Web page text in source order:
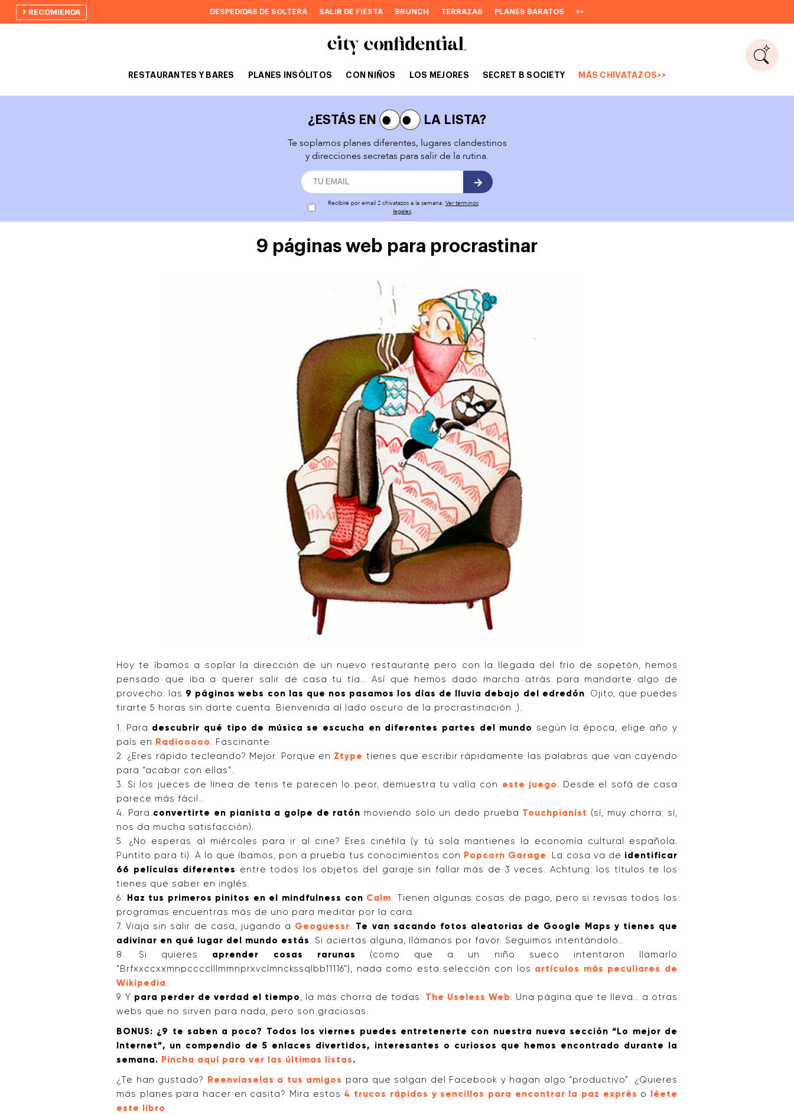
RECOMIENDA DESPEDIDAS DE SOLTERA SALIR DE FIESTA BRUNCH TERRAZAS PLANES BARATOS >>
RESTAURANTES Y BARES PLANES INSÓLITOS CON NIÑOS LOS MEJORES SECRET B SOCIETY MÁS CHIVATAZOS>>
¿ESTÁS EN
LA LISTA?
Te soplamos planes diferentes, lugares clandestinos
y direcciones secretas para salir de la rutina.
Recibiré por email 2 chivatazos a la semana. Ver términos
legales.
9 páginas web para procrastinar
Hoy te íbamos a soplar la dirección de un nuevo restaurante pero con la llegada del frío de sopetón, hemos
pensado que iba a querer salir de casa tu tía… Así que hemos dado marcha atrás para mandarte algo de
provecho: las 9 páginas webs con las que nos pasamos los días de lluvia debajo del edredón. Ojito, que puedes
tirarte 5 horas sin darte cuenta. Bienvenida al lado oscuro de la procrastinación ;).
1. Para descubrir qué tipo de música se escucha en diferentes partes del mundo según la época, elige año y
país en Radiooooo. Fascinante.
2. ¿Eres rápido tecleando? Mejor. Porque en Ztype tienes que escribir rápidamente las palabras que van cayendo
para “acabar con ellas”.
3. Si los jueces de línea de tenis te parecen lo peor, demuestra tu valía con este juego. Desde el sofá de casa
parece más fácil…
4. Para convertirte en pianista a golpe de ratón moviendo solo un dedo prueba Touchpianist (sí, muy chorra; sí,
nos da mucha satisfacción).
5. ¿No esperas al miércoles para ir al cine? Eres cinéfila (y tú sola mantienes la economía cultural española.
Puntito para ti). A lo que íbamos, pon a prueba tus conocimientos con Popcorn Garage. La cosa va de identificar
66 películas diferentes entre todos los objetos del garaje sin fallar más de 3 veces. Achtung: los títulos te los
tienes que saber en inglés.
6. Haz tus primeros pinitos en el mindfulness con Calm. Tienen algunas cosas de pago, pero si revisas todos los
programas encuentras más de uno para meditar por la cara.
7. Viaja sin salir de casa, jugando a Geoguessr. Te van sacando fotos aleatorias de Google Maps y tienes que
adivinar en qué lugar del mundo estás. Si aciertas alguna, llámanos por favor. Seguimos intentándolo…
8. Si quieres aprender cosas rarunas (como que a un niño sueco intentaron llamarlo
“Brfxxccxxmnpcccclllmmnprxvclmnckssqlbb11116”), nada como esta selección con los artículos más peculiares de
Wikipedia.
9. Y para perder de verdad el tiempo, la más chorra de todas: The Useless Web. Una página que te lleva… a otras
webs que no sirven para nada, pero son graciosas.
BONUS: ¿9 te saben a poco? Todos los viernes puedes entretenerte con nuestra nueva sección “Lo mejor de
Internet”, un compendio de 5 enlaces divertidos, interesantes o curiosos que hemos encontrado durante la
semana. Pincha aquí para ver las últimas listas.
¿Te han gustado? Reenvíaselas a tus amigos para que salgan del Facebook y hagan algo “productivo”. ¿Quieres
más planes para hacer en casita? Mira estos 4 trucos rápidos y sencillos para encontrar la paz exprés o léete
este libro.